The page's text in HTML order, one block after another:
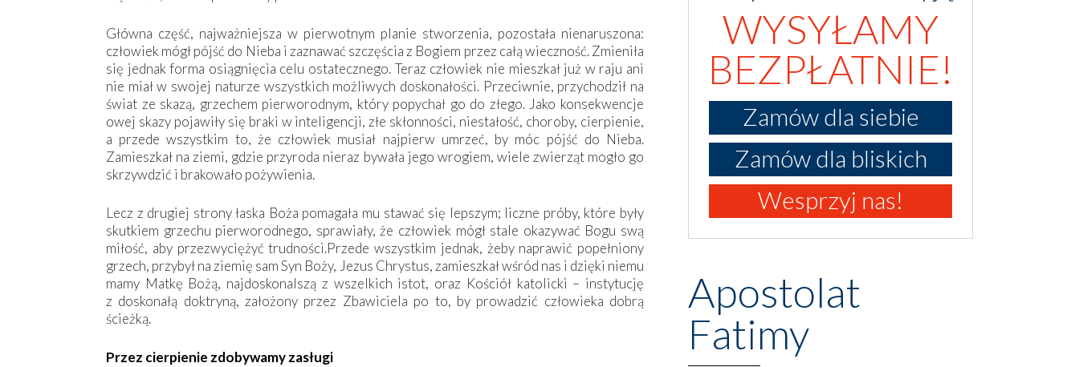
Główna część, najważniejsza w pierwotnym planie stworzenia, pozostała nienaruszona:
człowiek mógł pójść do Nieba i zaznawać szczęścia z Bogiem przez całą wieczność. Zmieniła
się jednak forma osiągnięcia celu ostatecznego. Teraz człowiek nie mieszkał już w raju ani
nie miał w swojej naturze wszystkich możliwych doskonałości. Przeciwnie, przychodził na
świat ze skazą, grzechem pierworodnym, który popychał go do złego. Jako konsekwencje
owej skazy pojawiły się braki w inteligencji, złe skłonności, niestałość, choroby, cierpienie,
a przede wszystkim to, że człowiek musiał najpierw umrzeć, by móc pójść do Nieba.
Zamieszkał na ziemi, gdzie przyroda nieraz bywała jego wrogiem, wiele zwierząt mogło go
skrzywdzić i brakowało pożywienia.
Lecz z drugiej strony łaska Boża pomagała mu stawać się lepszym; liczne próby, które były
skutkiem grzechu pierworodnego, sprawiały, że człowiek mógł stale okazywać Bogu swą
miłość, aby przezwyciężyć trudności.Przede wszystkim jednak, żeby naprawić popełniony
grzech, przybył na ziemię sam Syn Boży, Jezus Chrystus, zamieszkał wśród nas i dzięki niemu
mamy Matkę Bożą, najdoskonalszą z wszelkich istot, oraz Kościół katolicki – instytucję
z doskonałą doktryną, założony przez Zbawiciela po to, by prowadzić człowieka dobrą
ścieżką.
Przez cierpienie zdobywamy zasługi
WYSYŁAMY
BEZPŁATNIE!
Zamów dla siebie
Zamów dla bliskich
Wesprzyj nas!
Apostolat
Fatimy